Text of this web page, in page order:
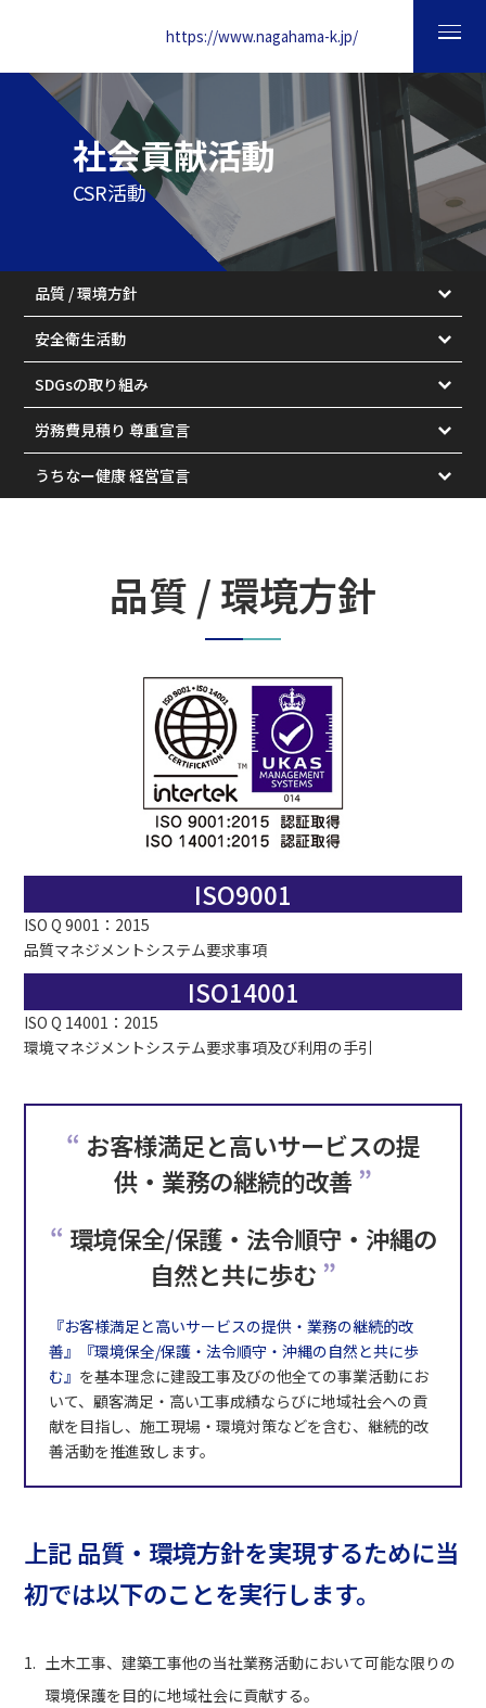
https://www.nagahama-k.jp/
社会貢献活動
CSR活動
品質 / 環境方針
安全衛生活動
SDGsの取り組み
労務費見積り 尊重宣言
うちなー健康経営宣言
品質 / 環境方針
ISO9001
ISO Q 9001：2015
品質マネジメントシステム要求事項
ISO14001
ISO Q 14001：2015
環境マネジメントシステム要求事項及び利用の手引
お客様満足と高いサービスの提
供・業務の継続的改善
環境保全/保護・法令順守・沖縄の
自然と共に歩む
『お客様満足と高いサービスの提供・業務の継続的改
善』『環境保全/保護・法令順守・沖縄の自然と共に歩
む』 を基本理念に建設工事及びの他全ての事業活動にお
いて、顧客満足・高い工事成績ならびに地域社会への貢
献を目指し、施工現場・環境対策などを含む、継続的改
善活動を推進致します。
上記 品質・環境方針を実現するために当
初では以下のことを実行します。
土木工事、建築工事他の当社業務活動において可能な限りの
環境保護を目的に地域社会に貢献する。